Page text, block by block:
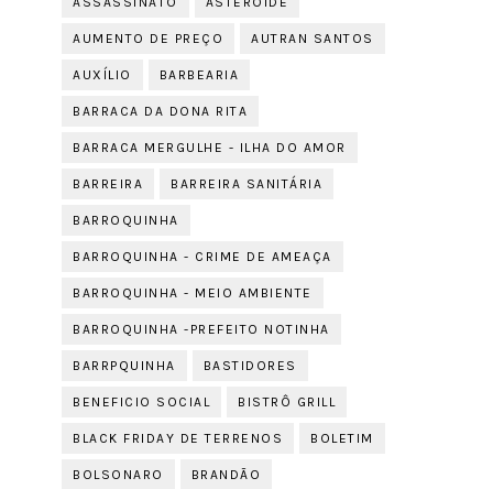
AUMENTO DE PREÇO AUTRAN SANTOS
AUXÍLIO BARBEARIA
BARRACA DA DONA RITA
BARRACA MERGULHE - ILHA DO AMOR
BARREIRA BARREIRA SANITÁRIA
BARROQUINHA
BARROQUINHA - CRIME DE AMEAÇA
BARROQUINHA - MEIO AMBIENTE
BARROQUINHA -PREFEITO NOTINHA
BARRPQUINHA BASTIDORES
BENEFICIO SOCIAL BISTRÔ GRILL
BLACK FRIDAY DE TERRENOS BOLETIM
BOLSONARO BRANDÃO